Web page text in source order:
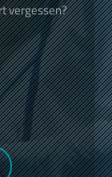
vergessen?